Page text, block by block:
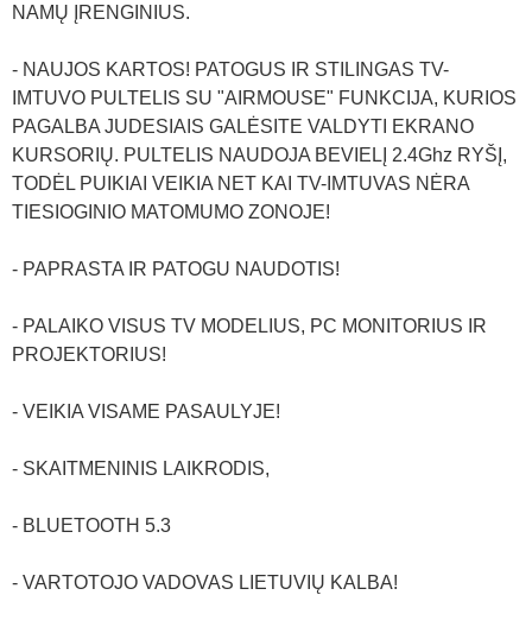
NAMŲ ĮRENGINIUS.
- NAUJOS KARTOS! PATOGUS IR STILINGAS TV-
IMTUVO PULTELIS SU "AIRMOUSE" FUNKCIJA, KURIOS
PAGALBA JUDESIAIS GALĖSITE VALDYTI EKRANO
KURSORIŲ. PULTELIS NAUDOJA BEVIELĮ 2.4Ghz RYŠĮ,
TODĖL PUIKIAI VEIKIA NET KAI TV-IMTUVAS NĖRA
TIESIOGINIO MATOMUMO ZONOJE!
- PAPRASTA IR PATOGU NAUDOTIS!
- PALAIKO VISUS TV MODELIUS, PC MONITORIUS IR
PROJEKTORIUS!
- VEIKIA VISAME PASAULYJE!
- SKAITMENINIS LAIKRODIS,
- BLUETOOTH 5.3
- VARTOTOJO VADOVAS LIETUVIŲ KALBA!